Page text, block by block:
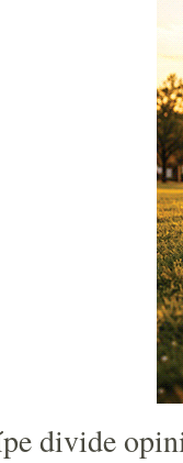
divide